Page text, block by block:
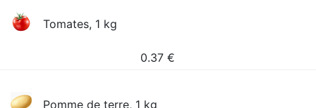
Tomates, 1 kg
0.37 €
Pomme de terre, 1 kg